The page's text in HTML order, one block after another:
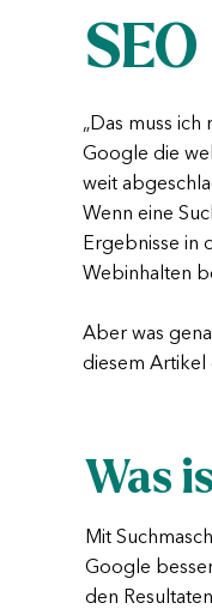
„Das muss
Google die
weit
Wenn eine
Ergebnisse in
Webinhalten
Aber was
diesem Artikel
Was
Mit
Google
den